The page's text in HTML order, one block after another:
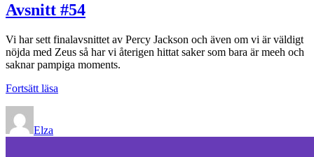
Avsnitt #54
Vi har sett finalavsnittet av Percy Jackson och även om vi är väldigt
nöjda med Zeus så har vi återigen hittat saker som bara är meeh och
saknar pampiga moments.
Fortsätt läsa
Elza